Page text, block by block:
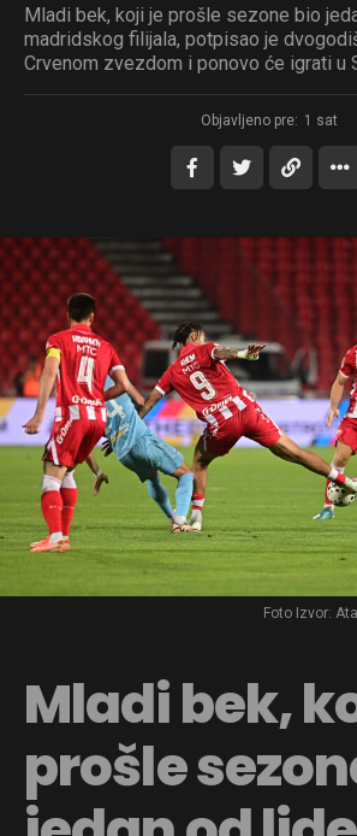
Mladi bek, koji je prošle sezone bio
madridskog filijala, potpisao je
Crvenom zvezdom i ponovo će igrati u
Objavljeno pre: 1 sat
Foto Izvor:
Mladi bek,
prošle